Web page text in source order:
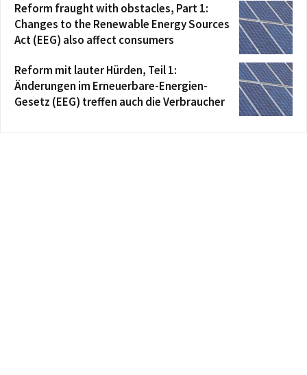
Reform fraught with obstacles, Part 1:
Changes to the Renewable Energy Sources
Act (EEG) also affect consumers
Reform mit lauter Hürden, Teil 1:
Änderungen im Erneuerbare-Energien-
Gesetz (EEG) treffen auch die Verbraucher